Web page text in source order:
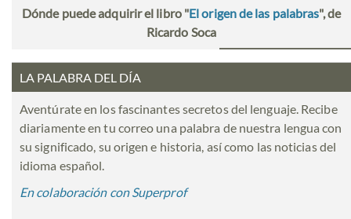
Dónde puede adquirir el libro "El origen de las palabras", de
Ricardo Soca
LA PALABRA DEL DÍA
Aventúrate en los fascinantes secretos del lenguaje. Recibe
diariamente en tu correo una palabra de nuestra lengua con
su significado, su origen e historia, así como las noticias del
idioma español.
En colaboración con Superprof